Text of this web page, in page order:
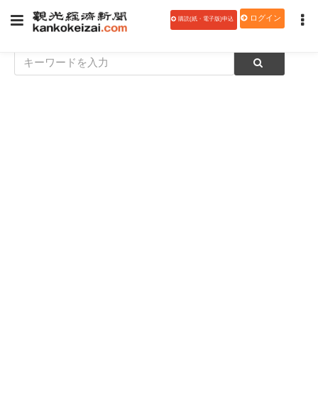
購読(紙・電子版)申込 ログイン